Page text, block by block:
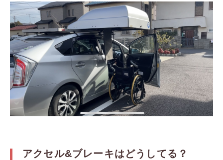
アクセル&ブレーキはどうしてる？